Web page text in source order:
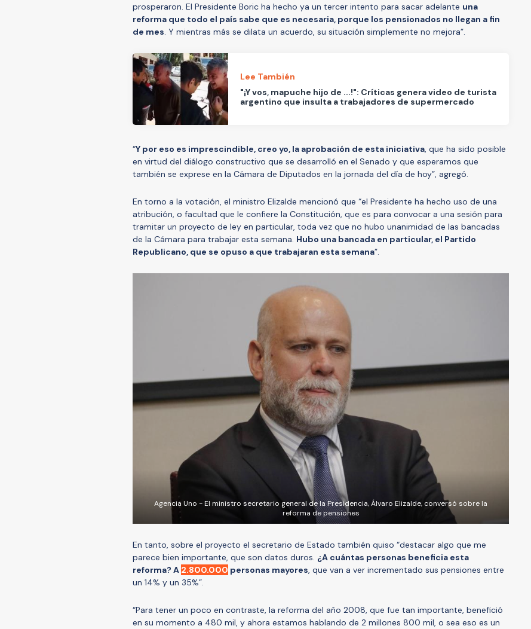
prosperaron. El Presidente Boric ha hecho ya un tercer intento para sacar adelante una
reforma que todo el país sabe que es necesaria, porque los pensionados no llegan a fin
de mes. Y mientras más se dilata un acuerdo, su situación simplemente no mejora”.
Lee También
"¡Y vos, mapuche hijo de ...!": Críticas genera video de turista
argentino que insulta a trabajadores de supermercado
“Y por eso es imprescindible, creo yo, la aprobación de esta iniciativa, que ha sido posible
en virtud del diálogo constructivo que se desarrolló en el Senado y que esperamos que
también se exprese en la Cámara de Diputados en la jornada del día de hoy”, agregó.
En torno a la votación, el ministro Elizalde mencionó que “el Presidente ha hecho uso de una
atribución, o facultad que le confiere la Constitución, que es para convocar a una sesión para
tramitar un proyecto de ley en particular, toda vez que no hubo unanimidad de las bancadas
de la Cámara para trabajar esta semana. Hubo una bancada en particular, el Partido
Republicano, que se opuso a que trabajaran esta semana”.
Agencia Uno - El ministro secretario general de la Presidencia, Álvaro Elizalde, conversó sobre la
reforma de pensiones
En tanto, sobre el proyecto el secretario de Estado también quiso “destacar algo que me
parece bien importante, que son datos duros. ¿A cuántas personas beneficia esta
reforma? A 2.800.000 personas mayores, que van a ver incrementado sus pensiones entre
un 14% y un 35%”.
“Para tener un poco en contraste, la reforma del año 2008, que fue tan importante, benefició
en su momento a 480 mil, y ahora estamos hablando de 2 millones 800 mil, o sea eso es un